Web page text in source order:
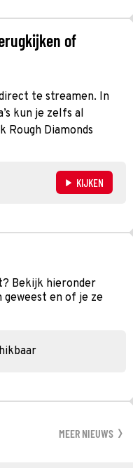
of
te streamen. In
kun je zelfs al
Diamonds
KIJKEN
Bekijk hieronder
en of je ze
MEER NIEUWS